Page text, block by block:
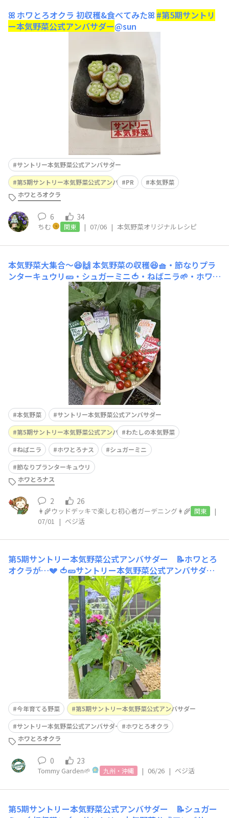
ꕤ ホワとろオクラ 初収穫&食べてみたꕤ #第5期サントリ
ー本気野菜公式アンバサダー@sun
サントリー本気野菜公式アンバサダー
第5期サントリー本気野菜公式アンバサダー
PR
本気野菜
ホワとろオクラ
6 34
ちむ 関東 | 07/06 | 本気野菜オリジナルレシピ
本気野菜大集合〜😆🙌本気野菜の収穫😆🧺・節なりプラ
ンターキュウリ🥒・シュガーミニ🍅・ねばニラ🌱・ホワと
ろナス🍆を収穫しました〜👏ねばニラは初収穫ということ
で早速色々な料理を作りました🍳料理投稿はまた次回☺️
本気野菜
サントリー本気野菜公式アンバサダー
第5期サントリー本気野菜公式アンバサダーわたしの本気野菜
ねばニラ
ホワとろナス
シュガーミニ
節なりプランターキュウリ
ホワとろナス
2 26
👩‍🌾ウッドデッキで楽しむ初心者ガーデニング👩‍🌾 関東
|
07/01 | ベジ活
第5期サントリー本気野菜公式アンバサダー 📝ホワとろ
オクラが…💔 🍅🥒サントリー本気野菜公式アンバサダー
活動報告🫑🍆 【プランター（ベランダ）コース】🌱ホワ
とろオクラちょっと悲しいのです・・・😢オクラの花は
咲くのに、その後なかなか育ちません。ぽろっと落ちるの
です・・・(;´･ω･)育っているオクラもあるので完全に収
穫できないわけではないんだけど。これが育ってたらも
今年育てる野菜
第5期サントリー本気野菜公式アンバサダー
サントリー本気野菜公式アンバサダー
ホワとろオクラ
ホワとろオクラ
0 23
Tommy Garden🌱 九州・沖縄 | 06/26 | ベジ活
第5期サントリー本気野菜公式アンバサダー 📝シュガー